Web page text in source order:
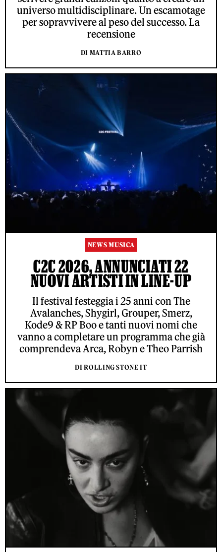
universo multidisciplinare. Un escamotage
per sopravvivere al peso del successo. La
recensione
DI MATTIA BARRO
NEWS MUSICA
C2C 2026, ANNUNCIATI 22
NUOVI ARTISTI IN LINE-UP
Il festival festeggia i 25 anni con The
Avalanches, Shygirl, Grouper, Smerz,
Kode9 & RP Boo e tanti nuovi nomi che
vanno a completare un programma che già
comprendeva Arca, Robyn e Theo Parrish
DI ROLLING STONE IT